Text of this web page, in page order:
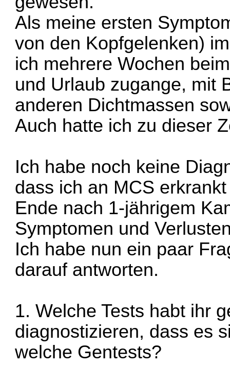
Als meine ersten
von den Kopfgelenken)
ich mehrere Wochen
und Urlaub zugange, mit
anderen Dichtmassen
Auch hatte ich zu dieser
Ich habe noch keine
dass ich an MCS
Ende nach 1-jährigem
Symptomen und
Ich habe nun ein paar
darauf antworten.
1. Welche Tests habt ihr
diagnostizieren, dass es
welche Gentests?